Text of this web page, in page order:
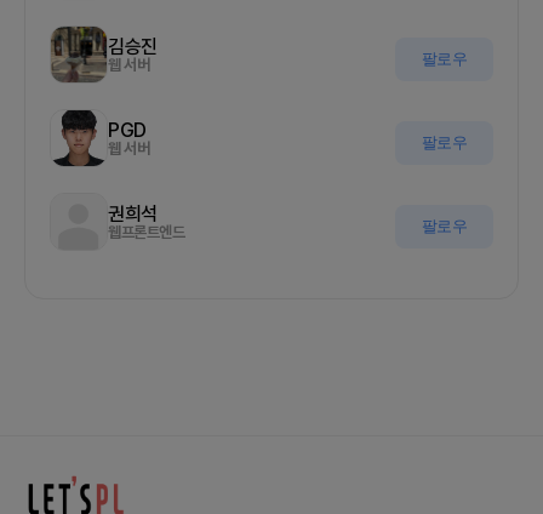
김승진
웹 서버 팔로우
PGD
웹 서버 팔로우
권희석
웹프론트엔드 팔로우